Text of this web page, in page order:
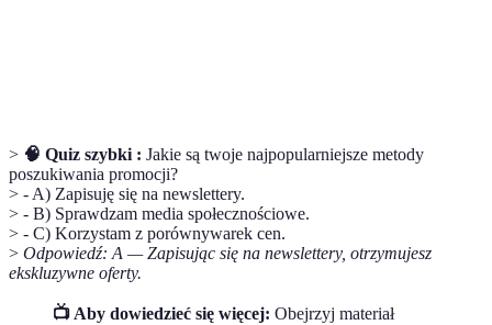
> 🧠 Quiz szybki : Jakie są twoje najpopularniejsze metody
poszukiwania promocji?
> - A) Zapisuję się na newslettery.
> - B) Sprawdzam media społecznościowe.
> - C) Korzystam z porównywarek cen.
> Odpowiedź: A — Zapisując się na newslettery, otrzymujesz
ekskluzywne oferty.
📺 Aby dowiedzieć się więcej: Obejrzyj materiał